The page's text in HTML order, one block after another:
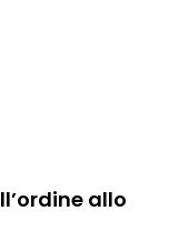
allo